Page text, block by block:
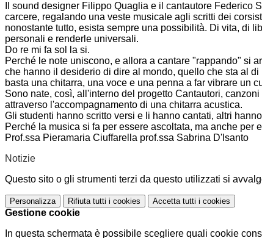
Il sound designer Filippo Quaglia e il cantautore
carcere, regalando una veste musicale agli scritti dei
nonostante tutto, esista sempre una possibilità. Di vita, di
personali e renderle universali.
Do re mi fa sol la si.
Perché le note uniscono, e allora a cantare "rappando" si
che hanno il desiderio di dire al mondo, quello che sta al
basta una chitarra, una voce e una penna a far vibrare un
Sono nate, così, all'interno del progetto Cantautori,
attraverso l'accompagnamento di una chitarra acustica.
Gli studenti hanno scritto versi e li hanno cantati, altri
Perché la musica si fa per essere ascoltata, ma anche per
Prof.ssa Pieramaria Ciuffarella prof.ssa Sabrina D'Isanto
Notizie
Questo sito o gli strumenti terzi da questo utilizzati si
Personalizza Rifiuta tutti i cookies Accetta tutti i cookies
Gestione cookie
In questa schermata è possibile scegliere quali cookie